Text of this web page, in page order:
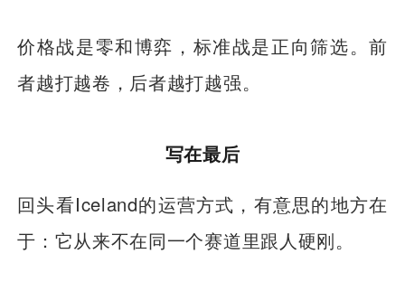
价格战是零和博弈，标准战是正向筛选。前
者越打越卷，后者越打越强。
写在最后
回头看Iceland的运营方式，有意思的地方在
于：它从来不在同一个赛道里跟人硬刚。